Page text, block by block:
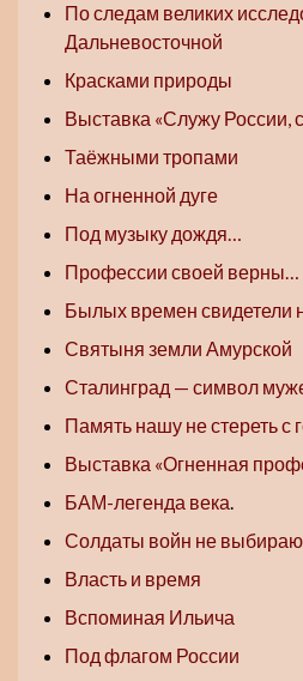
По следам великих
Дальневосточной
Красками природы
Выставка «Служу России,
Таёжными тропами
На огненной дуге
Под музыку дождя…
Профессии своей верны…
Былых времен свидетели
Святыня земли Амурской
Сталинград — символ
Память нашу не стереть с
Выставка «Огненная
БАМ-легенда века.
Солдаты войн не
Власть и время
Вспоминая Ильича
Под флагом России